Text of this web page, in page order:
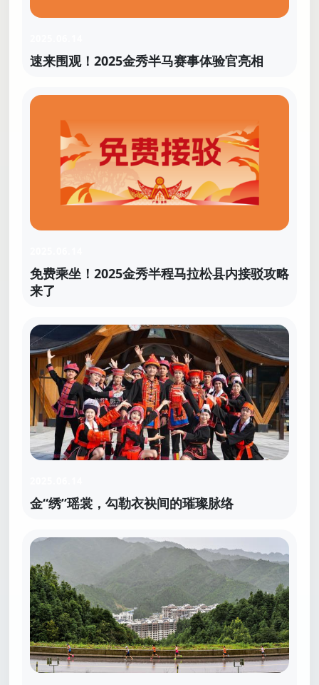
速来围观！2025金秀半马赛事体验官亮相
免费乘坐！2025金秀半程马拉松县内接驳攻略
来了
金“绣”瑶裳，勾勒衣袂间的璀璨脉络